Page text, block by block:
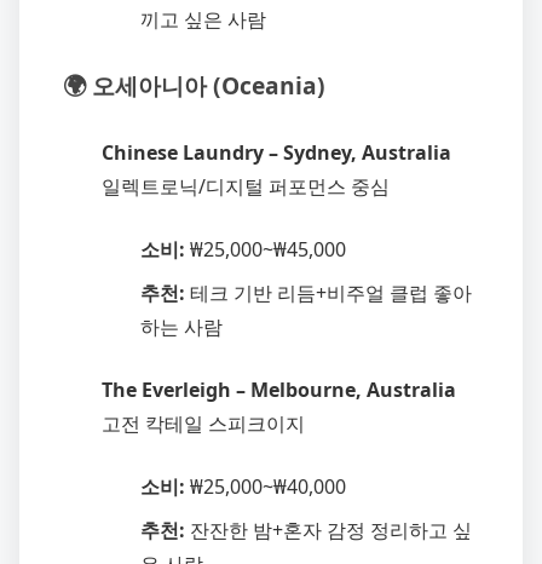
끼고 싶은 사람
🌍 오세아니아 (Oceania)
Chinese Laundry – Sydney, Australia
일렉트로닉/디지털 퍼포먼스 중심
소비: ₩25,000~₩45,000
추천: 테크 기반 리듬+비주얼 클럽 좋아
하는 사람
The Everleigh – Melbourne, Australia
고전 칵테일 스피크이지
소비: ₩25,000~₩40,000
추천: 잔잔한 밤+혼자 감정 정리하고 싶